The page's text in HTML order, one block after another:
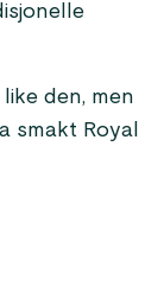
den, men
smakt Royal